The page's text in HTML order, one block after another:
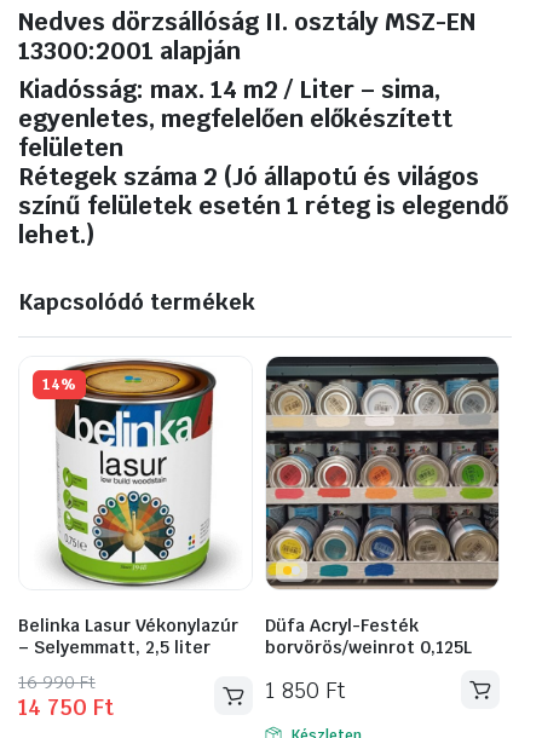
Nedves dörzsállóság II. osztály MSZ-EN
13300:2001 alapján
Kiadósság: max. 14 m2 / Liter – sima,
egyenletes, megfelelően előkészített
felületen
Rétegek száma 2 (Jó állapotú és világos
színű felületek esetén 1 réteg is elegendő
lehet.)
Kapcsolódó termékek
14%
Belinka Lasur Vékonylazúr
– Selyemmatt, 2,5 liter
16 990Ft
Original
price
14 750 Ft
Current
price
Düfa Acryl-Festék
borvörös/weinrot 0,125L
1 850 Ft